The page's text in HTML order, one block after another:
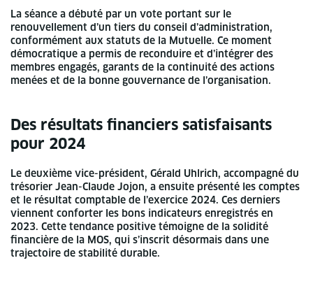
La séance a débuté par un vote portant sur le
renouvellement d’un tiers du conseil d’administration,
conformément aux statuts de la Mutuelle. Ce moment
démocratique a permis de reconduire et d’intégrer des
membres engagés, garants de la continuité des actions
menées et de la bonne gouvernance de l’organisation.
Des résultats financiers satisfaisants
pour 2024
Le deuxième vice-président, Gérald Uhlrich, accompagné du
trésorier Jean-Claude Jojon, a ensuite présenté les comptes
et le résultat comptable de l’exercice 2024. Ces derniers
viennent conforter les bons indicateurs enregistrés en
2023. Cette tendance positive témoigne de la solidité
financière de la MOS, qui s’inscrit désormais dans une
trajectoire de stabilité durable.